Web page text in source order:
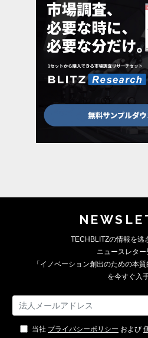
TECHBLITZの情報を逃
ニュースレター
「イノベーション創出のための本
を今すぐ入
当社 プライバシーポリシー および